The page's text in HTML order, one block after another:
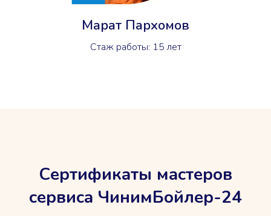
Марат Пархомов
Стаж работы: 15 лет
Сертификаты мастеров
сервиса ЧинимБойлер-24